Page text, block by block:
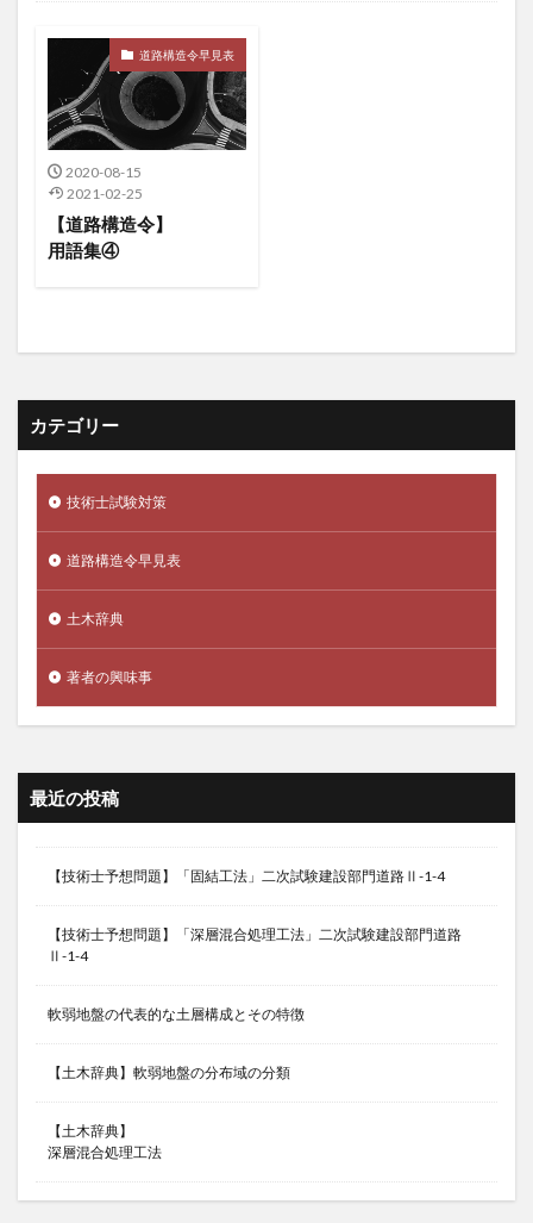
道路構造令早見表
2020-08-15
2021-02-25
【道路構造令】
用語集④
カテゴリー
技術士試験対策
道路構造令早見表
土木辞典
著者の興味事
最近の投稿
【技術士予想問題】「固結工法」二次試験建設部門道路Ⅱ-1-4
【技術士予想問題】「深層混合処理工法」二次試験建設部門道路
Ⅱ-1-4
軟弱地盤の代表的な土層構成とその特徴
【土木辞典】軟弱地盤の分布域の分類
【土木辞典】
深層混合処理工法